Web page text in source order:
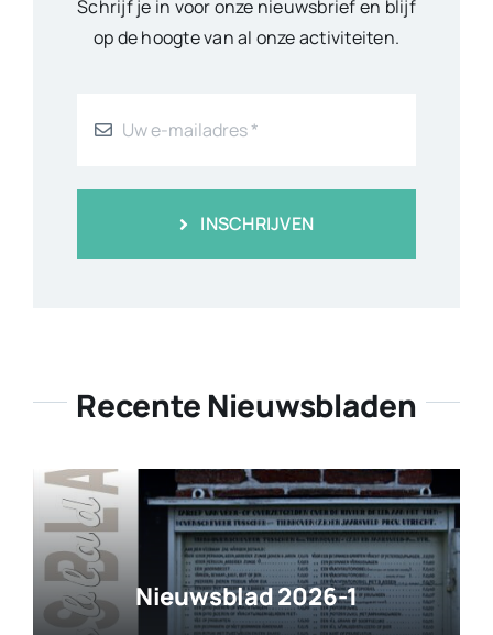
Schrijf je in voor onze nieuwsbrief en blijf
op de hoogte van al onze activiteiten.
INSCHRIJVEN
Recente Nieuwsbladen
Nieuwsblad 2026-1